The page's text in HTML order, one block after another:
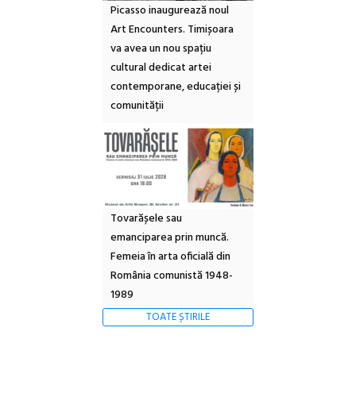
Picasso inaugurează noul
Art Encounters. Timișoara
va avea un nou spațiu
cultural dedicat artei
contemporane, educației și
comunității
Tovarășele sau
emanciparea prin muncă.
Femeia în arta oficială din
România comunistă 1948-
1989
TOATE ȘTIRILE